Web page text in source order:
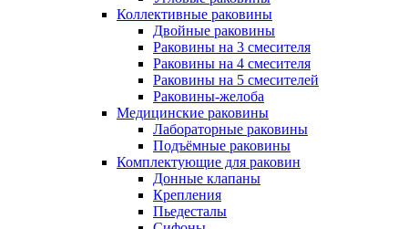
Коллективные раковины
Двойные раковины
Раковины на 3 смесителя
Раковины на 4 смесителя
Раковины на 5 смесителей
Раковины-желоба
Медицинские раковины
Лабораторные раковины
Подъёмные раковины
Комплектующие для раковин
Донные клапаны
Крепления
Пьедесталы